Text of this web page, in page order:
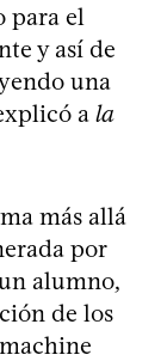
para el
y así de
una
a la
más allá
por
alumno,
de los